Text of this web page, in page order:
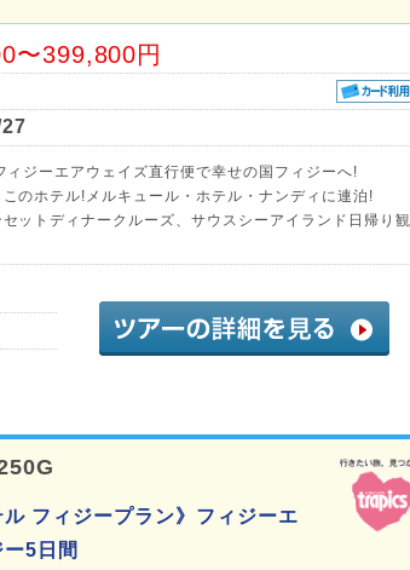
〜399,800円
ィジーエアウェイズ直行便で幸せの国フィジーへ!
のホテル!メルキュール・ホテル・ナンディに連泊!
ットディナークルーズ、サウスシーアイランド日帰り観
フィジープラン》フィジーエ
5日間